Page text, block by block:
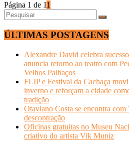
Página 1 de 11
ÚLTIMAS POSTAGENS
Alexandre David celebra
anuncia retorno ao teatro com
Velhos Palhaços
FLIP e Festival da Cachaça
inverno e reforçam a cidade
tradição
Otaviano Costa se encontra
descontração
Oficinas gratuitas no Museu
criativo do artista Vik Muniz